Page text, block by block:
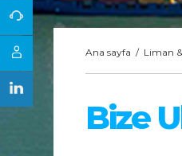
Ana sayfa / Liman
Bize